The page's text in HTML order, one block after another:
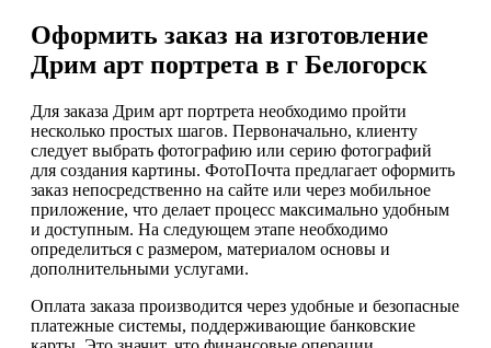
Оформить заказ на изготовление
Дрим арт портрета в г Белогорск
Для заказа Дрим арт портрета необходимо пройти
несколько простых шагов. Первоначально, клиенту
следует выбрать фотографию или серию фотографий
для создания картины. ФотоПочта предлагает оформить
заказ непосредственно на сайте или через мобильное
приложение, что делает процесс максимально удобным
и доступным. На следующем этапе необходимо
определиться с размером, материалом основы и
дополнительными услугами.
Оплата заказа производится через удобные и безопасные
платежные системы, поддерживающие банковские